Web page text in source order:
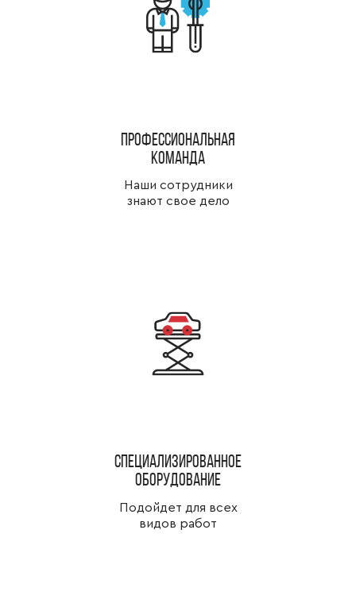
Профессиональная
команда
Наши сотрудники
знают свое дело
специализированное
оборудование
Подойдет для всех
видов работ